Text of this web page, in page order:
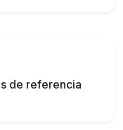
de referencia